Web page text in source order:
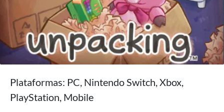
Plataformas: PC, Nintendo Switch, Xbox,
PlayStation, Mobile